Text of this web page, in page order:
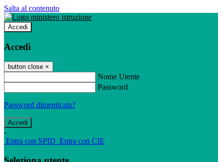
Salta al contenuto
Accedi
Accedi
button close ×
Nome Utente
Password
Password dimenticata?
-
Entra con SPID Entra con CIE